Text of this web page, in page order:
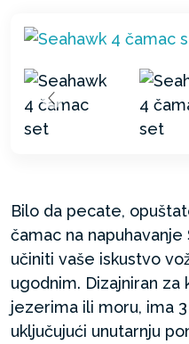
Bilo da pecate,
čamac na
učiniti vaše iskustvo
ugodnim. Dizajniran za
jezerima ili moru, ima
uključujući unutarnju